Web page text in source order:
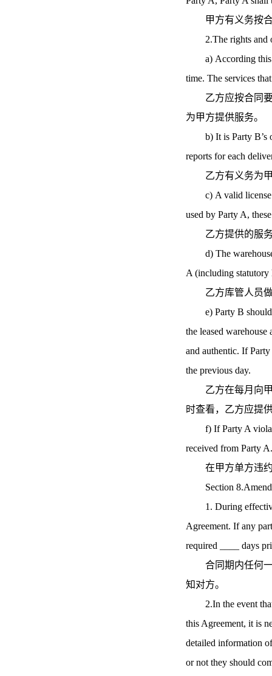
甲方有义务按合
2.The rights and
a) According this
time. The services
乙方应按合同要
为甲方提供服务。
b) It is Party B’s
reports for each
乙方有义务为甲
c) A valid license
used by Party A,
乙方提供的服务
d) The warehouse
A (including statutory
乙方库管人员做
e) Party B should
the leased
and authentic. If
the previous day.
乙方在每月向甲
时查看，乙方应提
f) If Party A violates
received from Party A.
在甲方单方违约
Section
1. During effective
Agreement. If any
required ____ days
合同期内任何一
知对方。
2.In the event that
this Agreement, it is
detailed information
or not they should